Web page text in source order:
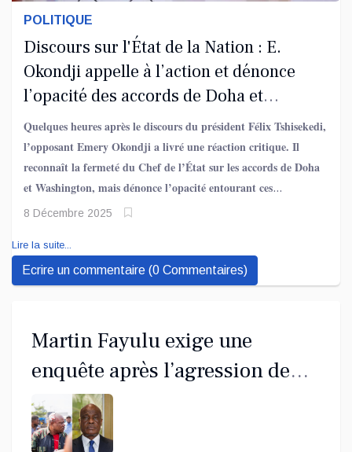
POLITIQUE
Discours sur l'État de la Nation : E.
Okondji appelle à l’action et dénonce
l’opacité des accords de Doha et
Washington
Quelques heures après le discours du président Félix Tshisekedi,
l’opposant Emery Okondji a livré une réaction critique. Il
reconnaît la fermeté du Chef de l’État sur les accords de Doha
et Washington, mais dénonce l’opacité entourant ces
négociations et l’absence d’implication du Parlement, comme le
8 Décembre 2025
Lire la suite...
Ecrire un commentaire (0 Commentaires)
Martin Fayulu exige une
enquête après l’agression de
Jean-Marc Kabund à Camp
Luka